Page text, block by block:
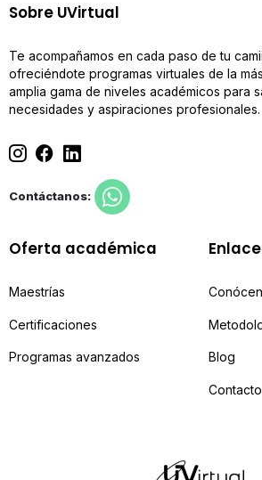
Sobre UVirtual
Te acompañamos en cada paso de tu
ofreciéndote programas virtuales de la
amplia gama de niveles académicos para
necesidades y aspiraciones profesionales.
Contáctanos:
Oferta académica
Maestrías
Certificaciones
Programas avanzados Blog
Contacto